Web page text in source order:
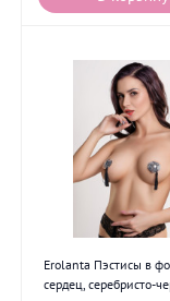
Erolanta Пэстисы в
сердец, серебристо-